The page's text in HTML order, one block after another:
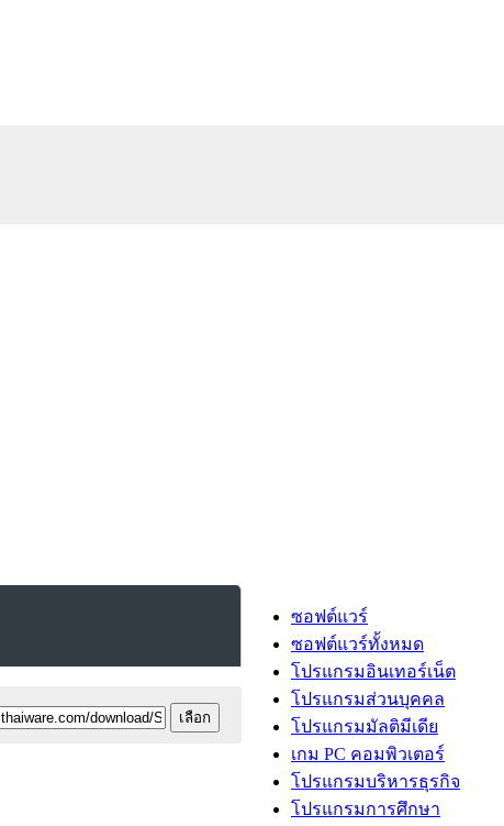
ซอฟต์แวร์
ซอฟต์แวร์ทั้งหมด
โปรแกรมอินเทอร์เน็ต
โปรแกรมส่วนบุคคล
โปรแกรมมัลติมีเดีย
เกม PC คอมพิวเตอร์
โปรแกรมบริหารธุรกิจ
โปรแกรมการศึกษา